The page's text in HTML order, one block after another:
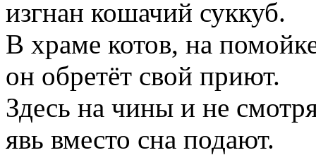
изгнан кошачий суккуб.
В храме котов, на
он обретёт свой приют.
Здесь на чины и не
явь вместо сна подают.